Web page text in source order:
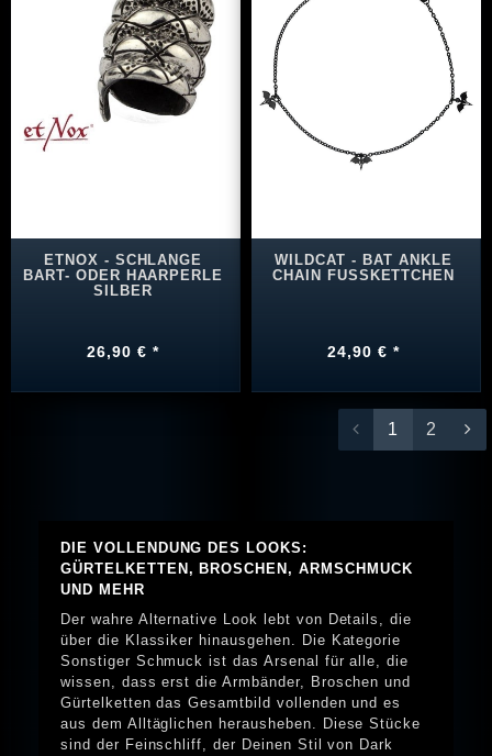
ETNOX - SCHLANGE
BART- ODER HAARPERLE
SILBER
26,90 € *
WILDCAT - BAT ANKLE
CHAIN FUSSKETTCHEN
24,90 € *
1 2
DIE VOLLENDUNG DES LOOKS:
GÜRTELKETTEN, BROSCHEN, ARMSCHMUCK
UND MEHR
Der wahre Alternative Look lebt von Details, die
über die Klassiker hinausgehen. Die Kategorie
Sonstiger Schmuck ist das Arsenal für alle, die
wissen, dass erst die Armbänder, Broschen und
Gürtelketten das Gesamtbild vollenden und es
aus dem Alltäglichen herausheben. Diese Stücke
sind der Feinschliff, der Deinen Stil von Dark